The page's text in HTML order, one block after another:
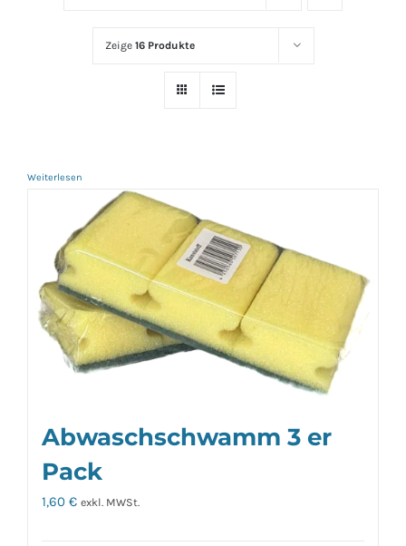
Zeige 16 Produkte
Weiterlesen
Abwaschschwamm 3 er
Pack
1,60 € exkl. MWSt.